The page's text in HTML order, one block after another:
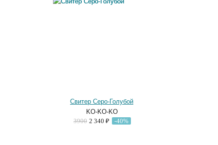
Свитер Серо-Голубой
KO-KO-KO
3900 2 340 ₽ -40%